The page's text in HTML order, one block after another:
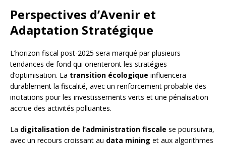
Perspectives d’Avenir et
Adaptation Stratégique
L’horizon fiscal post-2025 sera marqué par plusieurs
tendances de fond qui orienteront les stratégies
d’optimisation. La transition écologique influencera
durablement la fiscalité, avec un renforcement probable des
incitations pour les investissements verts et une pénalisation
accrue des activités polluantes.
La digitalisation de l’administration fiscale se poursuivra,
avec un recours croissant au data mining et aux algorithmes